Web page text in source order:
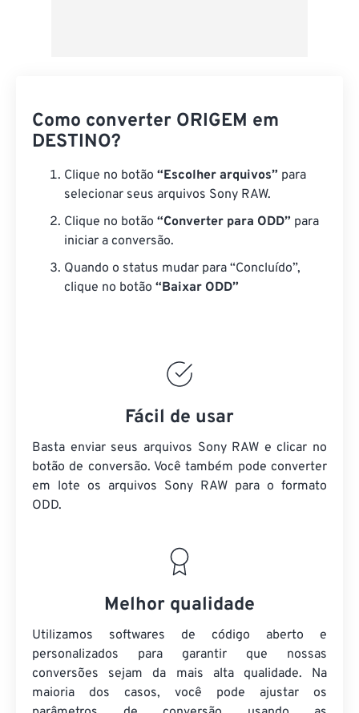
Como converter ORIGEM em
DESTINO?
Clique no botão “Escolher arquivos” para
selecionar seus arquivos Sony RAW.
Clique no botão “Converter para ODD” para
iniciar a conversão.
Quando o status mudar para “Concluído”,
clique no botão “Baixar ODD”
Fácil de usar
Basta enviar seus arquivos Sony RAW e clicar no
botão de conversão. Você também pode converter
em lote os arquivos Sony RAW para o formato
ODD.
Melhor qualidade
Utilizamos softwares de código aberto e
personalizados para garantir que nossas
conversões sejam da mais alta qualidade. Na
maioria dos casos, você pode ajustar os